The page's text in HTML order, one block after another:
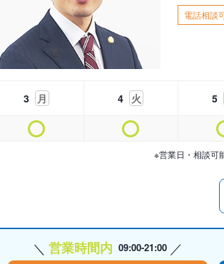
電話相談
3 月 4 火 5
※営業日・相談可
営業時間内 09:00-21:00